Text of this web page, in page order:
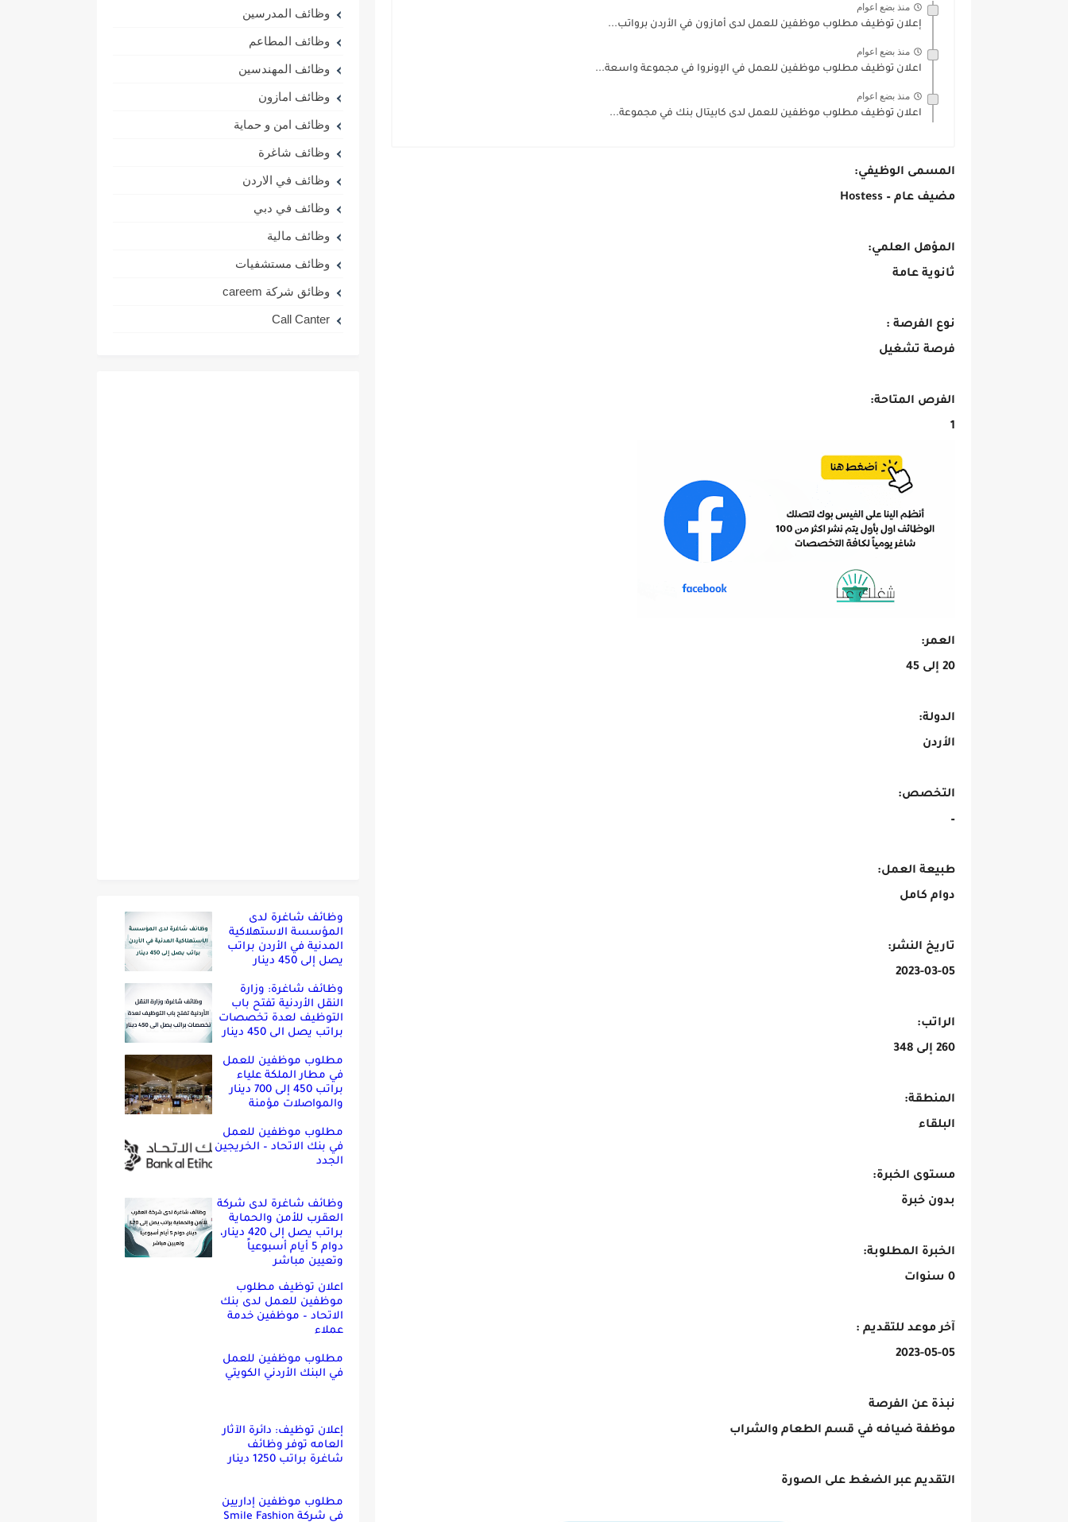
منذ بضع اعوام
إعلان توظيف مطلوب موظفين للعمل لدى أمازون في الأردن برواتب...
منذ بضع اعوام
اعلان توظيف مطلوب موظفين للعمل في الإونروا في مجموعة واسعة...
منذ بضع اعوام
اعلان توظيف مطلوب موظفين للعمل لدى كابيتال بنك في مجموعة...
المسمى الوظيفي:
مضيف عام – Hostess
المؤهل العلمي:
ثانوية عامة
نوع الفرصة :
فرصة تشغيل
الفرص المتاحة:
1
العمر:
20 إلى 45
الدولة:
الأردن
التخصص:
–
طبيعة العمل:
دوام كامل
تاريخ النشر:
2023-03-05
الراتب:
260 إلى 348
المنطقة:
البلقاء
مستوى الخبرة:
بدون خبرة
الخبرة المطلوبة:
0 سنوات
آخر موعد للتقديم :
2023-05-05
نبذة عن الفرصة
موظفة ضيافه في قسم الطعام والشراب
التقديم عبر الضغط على الصورة
وظائف المدرسين
وظائف المطاعم
وظائف المهندسين
وظائف امازون
وظائف امن و حماية
وظائف شاغرة
وظائف في الاردن
وظائف في دبي
وظائف مالية
وظائف مستشفيات
وظائق شركة careem
Call Canter
وظائف شاغرة لدى
المؤسسة الاستهلاكية
المدنية في الأردن براتب
يصل إلى 450 دينار
وظائف شاغرة: وزارة
النقل الأردنية تفتح باب
التوظيف لعدة تخصصات
براتب يصل الى 450 دينار
مطلوب موظفين للعمل
في مطار الملكة علياء
براتب 450 إلى 700 دينار
والمواصلات مؤمنة
مطلوب موظفين للعمل
في بنك الاتحاد – الخريجين
الجدد
وظائف شاغرة لدى شركة
العقرب للأمن والحماية
براتب يصل إلى 420 دينار،
دوام 5 أيام أسبوعياً
وتعيين مباشر
اعلان توظيف مطلوب
موظفين للعمل لدى بنك
الاتحاد – موظفين خدمة
عملاء
مطلوب موظفين للعمل
في البنك الأردني الكويتي
إعلان توظيف: دائرة الآثار
العامه توفر وظائف
شاغرة براتب 1250 دينار
مطلوب موظفين إداريين
في شركة Smile Fashion